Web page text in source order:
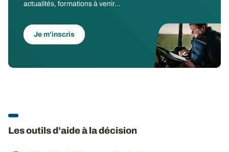
actualités, formations à venir...
Je m'inscris
Les outils d’aide à la décision